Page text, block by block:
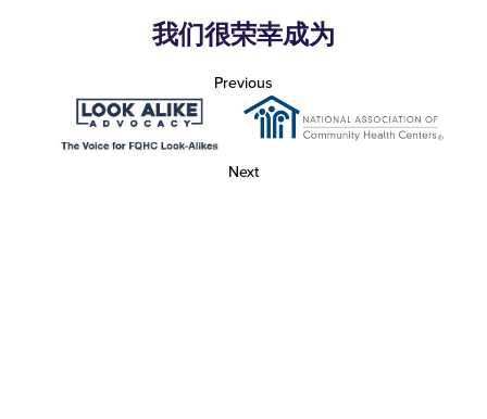
我们很荣幸成为
Previous
Next